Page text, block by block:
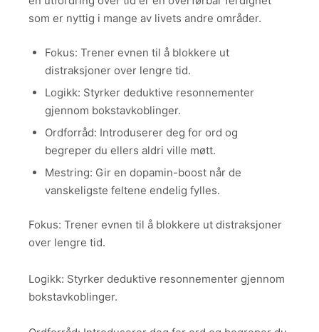
som er nyttig i mange av livets andre områder.
Fokus: Trener evnen til å blokkere ut
distraksjoner over lengre tid.
Logikk: Styrker deduktive resonnementer
gjennom bokstavkoblinger.
Ordforråd: Introduserer deg for ord og
begreper du ellers aldri ville møtt.
Mestring: Gir en dopamin-boost når de
vanskeligste feltene endelig fylles.
Fokus: Trener evnen til å blokkere ut distraksjoner
over lengre tid.
Logikk: Styrker deduktive resonnementer gjennom
bokstavkoblinger.